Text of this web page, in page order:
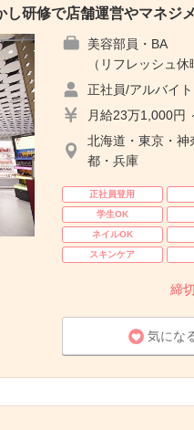
し研修で店舗運営やマネジ
美容部員・BA
（リフレッシュ
正社員/アルバイ
月給23万1,000円
北海道・東京・神
都・兵庫
正社員登用
学生OK
ネイルOK
スキンケア
締
気にな